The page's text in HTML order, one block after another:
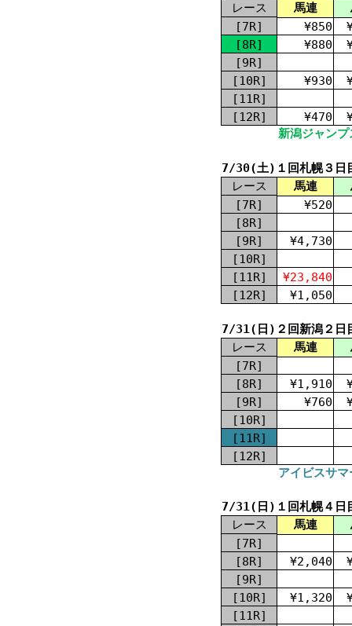
レース
馬連
[7R]
¥850
[8R]
¥880
[9R]
[10R]
¥930
[11R]
[12R]
¥470
新潟ジャン
7/30(土)１回札幌３日
レース
馬連
[7R]
¥520
[8R]
[9R]
¥4,730
[10R]
[11R]
¥23,840
[12R]
¥1,050
7/31(日)２回新潟２日
レース
馬連
[7R]
[8R]
¥1,910
[9R]
¥760
[10R]
[11R]
[12R]
アイビスサ
7/31(日)１回札幌４日
レース
馬連
[7R]
[8R]
¥2,040
[9R]
[10R]
¥1,320
[11R]